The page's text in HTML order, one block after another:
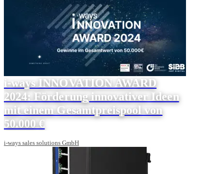
i-ways INNOVATION AWARD
2024: Förderung innovativer Ideen
mit einem Gesamtpreispool von
50.000 €
i-ways sales solutions GmbH